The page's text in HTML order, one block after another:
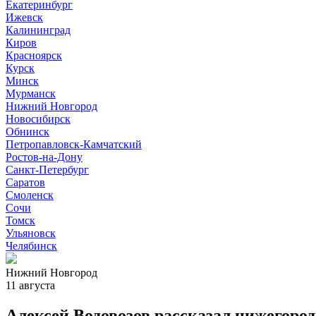
Екатеринбург
Ижевск
Калининград
Киров
Красноярск
Курск
Минск
Мурманск
Нижний Новгород
Новосибирск
Обнинск
Петропавловск-Камчатский
Ростов-на-Дону
Санкт-Петербург
Саратов
Смоленск
Сочи
Томск
Ульяновск
Челябинск
Нижний Новгород
11 августа